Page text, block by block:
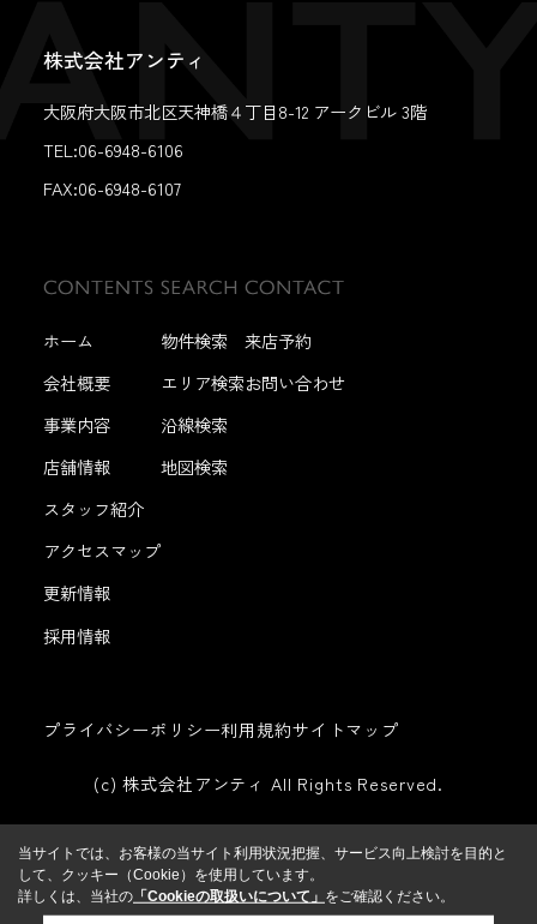
株式会社アンティ
大阪府大阪市北区天神橋４丁目8-12 アークビル 3階
TEL:06-6948-6106
FAX:06-6948-6107
ホーム
会社概要
事業内容
店舗情報
スタッフ紹介
アクセスマップ
更新情報
採用情報
物件検索
エリア検索
沿線検索
地図検索
来店予約
お問い合わせ
プライバシーポリシー利用規約サイトマップ
(c) 株式会社アンティ All Rights Reserved.
当サイトでは、お客様の当サイト利用状況把握、サービス向上検討を目的と
して、クッキー（Cookie）を使用しています。
詳しくは、当社の 「Cookieの取扱いについて」 をご確認ください。